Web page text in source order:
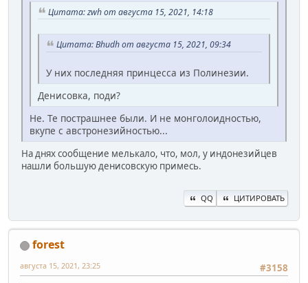
Цитата: zwh от августа 15, 2021, 14:18
Цитата: Bhudh от августа 15, 2021, 09:34
У них последняя принцесса из Полинезии.
Денисовка, поди?
Не. Те пострашнее были. И не монголоидностью,
вкупе с австронезийностью...
На днях сообщение мелькало, что, мол, у индонезийцев
нашли большую денисовскую примесь.
QQ ЦИТИРОВАТЬ
forest
#3158
августа 15, 2021, 23:25